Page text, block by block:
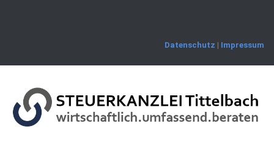
Datenschutz | Impressum